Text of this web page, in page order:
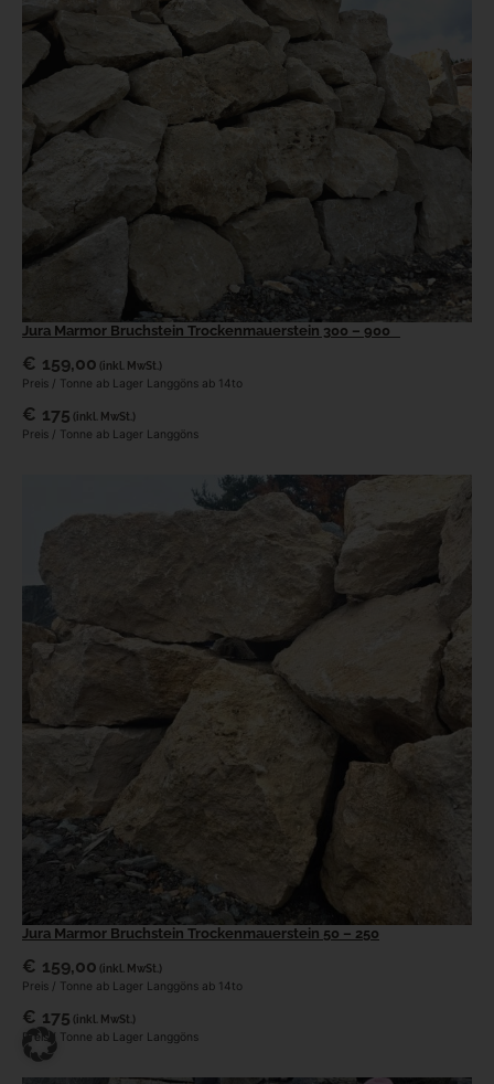
Jura Marmor Bruchstein Trockenmauerstein 300 – 900
€ 159,00 (inkl. MwSt.)
Preis / Tonne ab Lager Langgöns ab 14to
€ 175 (inkl. MwSt.)
Preis / Tonne ab Lager Langgöns
Jura Marmor Bruchstein Trockenmauerstein 50 – 250
€ 159,00 (inkl. MwSt.)
Preis / Tonne ab Lager Langgöns ab 14to
€ 175 (inkl. MwSt.)
Preis / Tonne ab Lager Langgöns